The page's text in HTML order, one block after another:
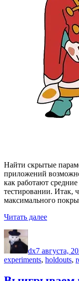
Найти скрытые
приложений
как работают
тестировании. Итак,
максимального
Читать далее«Вы
своих
dx7 августа,
experiments, holdouts,